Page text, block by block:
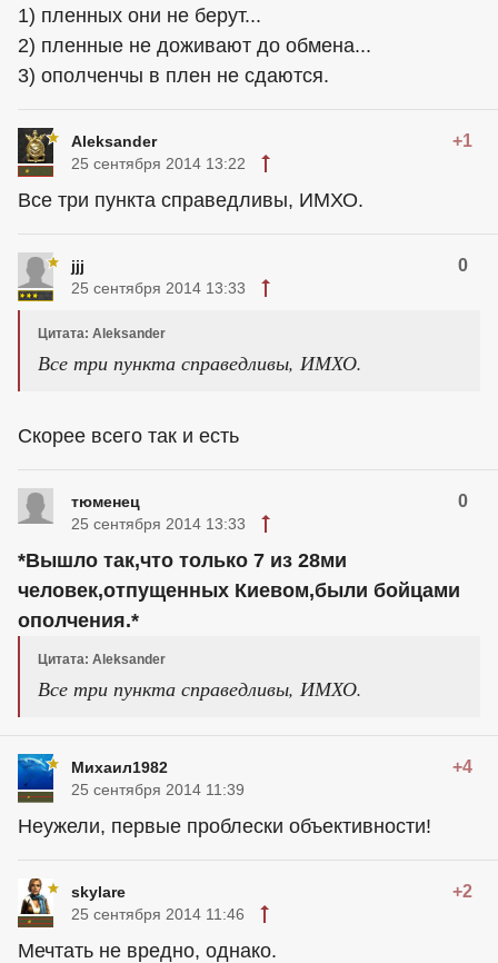
1) пленных они не берут...
2) пленные не доживают до обмена...
3) ополченчы в плен не сдаются.
Aleksander +1
25 сентября 2014 13:22
Все три пункта справедливы, ИМХО.
jjj 0
25 сентября 2014 13:33
Цитата: Aleksander
Все три пункта справедливы, ИМХО.
Скорее всего так и есть
тюменец 0
25 сентября 2014 13:33
*Вышло так,что только 7 из 28ми
человек,отпущенных Киевом,были бойцами
ополчения.*
Цитата: Aleksander
Все три пункта справедливы, ИМХО.
Михаил1982 +4
25 сентября 2014 11:39
Неужели, первые проблески объективности!
skylare +2
25 сентября 2014 11:46
Мечтать не вредно, однако.